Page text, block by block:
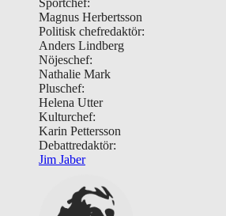
Magnus Herbertsson
Politisk chefredaktör:
Anders Lindberg
Nöjeschef:
Nathalie Mark
Pluschef:
Helena Utter
Kulturchef:
Karin Pettersson
Debattredaktör:
Jim Jaber